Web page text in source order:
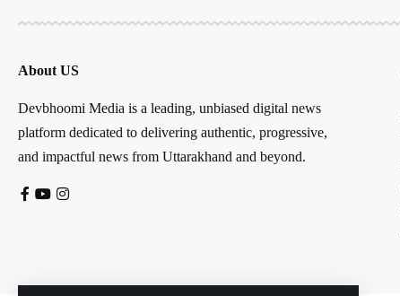
About US
Devbhoomi Media is a leading, unbiased digital news
platform dedicated to delivering authentic, progressive,
and impactful news from Uttarakhand and beyond.